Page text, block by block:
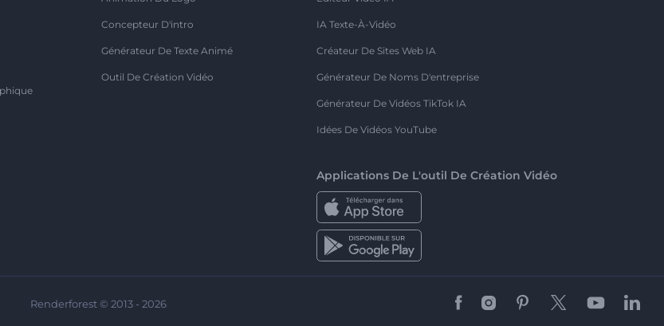
Concepteur D'intro
Générateur De Texte Animé
Outil De Création Vidéo
IA Texte-À-Vidéo
Créateur De Sites Web IA
Générateur De Noms D'entreprise
Générateur De Vidéos TikTok IA
Idées De Vidéos YouTube
Applications De L'outil De Création Vidéo
Renderforest © 2013 - 2026